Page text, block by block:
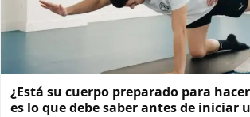
¿Está su cuerpo preparado para
es lo que debe saber antes de iniciar